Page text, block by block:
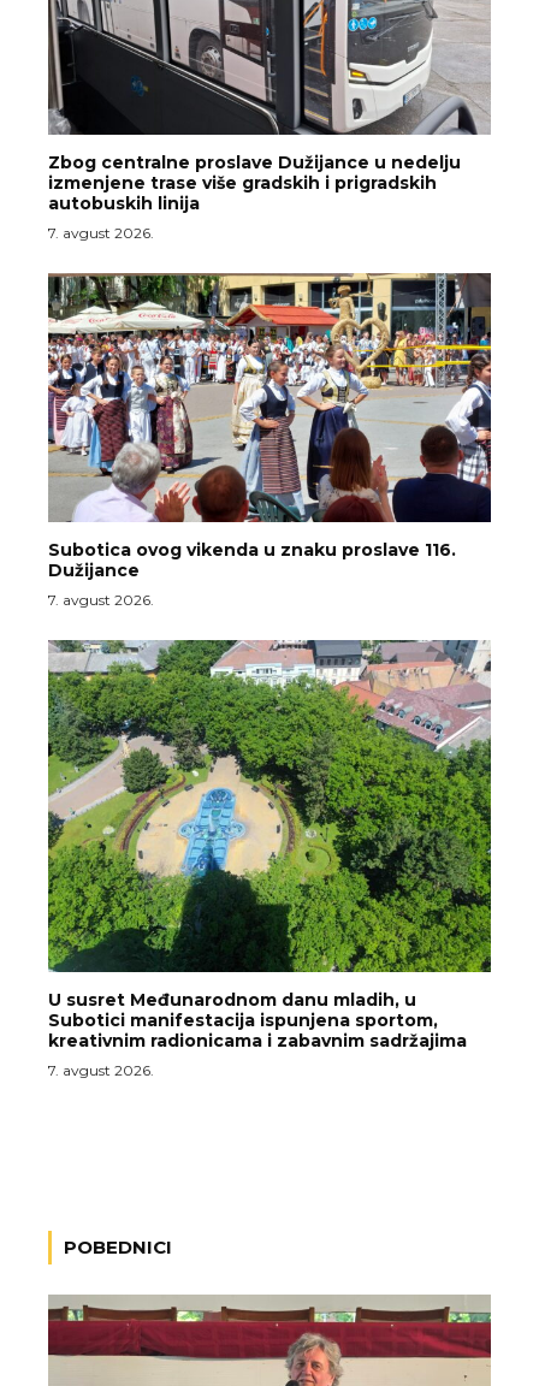
Zbog centralne proslave Dužijance u nedelju
izmenjene trase više gradskih i prigradskih
autobuskih linija
7. avgust 2026.
Subotica ovog vikenda u znaku proslave 116.
Dužijance
7. avgust 2026.
U susret Međunarodnom danu mladih, u
Subotici manifestacija ispunjena sportom,
kreativnim radionicama i zabavnim sadržajima
7. avgust 2026.
POBEDNICI